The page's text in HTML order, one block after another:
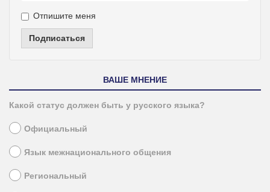
Отпишите меня
Подписаться
ВАШЕ МНЕНИЕ
Какой статус должен быть у русского языка?
Официальный
Язык межнационального общения
Региональный